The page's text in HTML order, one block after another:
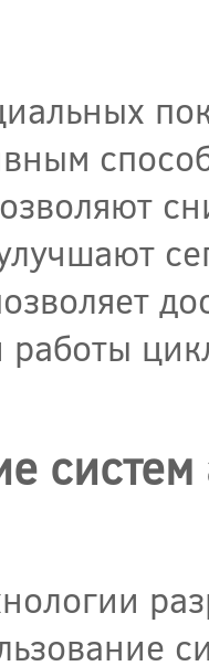
работы